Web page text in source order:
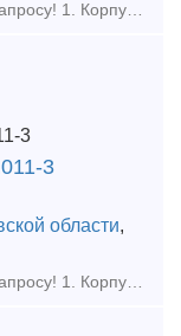
Склад в городе Екатеринбург, цены по запросу! 1. Корпус Буксы (Восстановленный ) 2. Крышка крепительная 3. Лабиринтное кольцо 4. Штуцер 4370 6. Штуцер 190.02А 7. Ручка ра
3
области,
Склад в городе Екатеринбург, цены по запросу! 1. Корпус Буксы (Восстановленный ) 2. Крышка крепительная 3. Лабиринтное кольцо 4. Штуцер 4370 6. Штуцер 190.02А 7. Ручка ра